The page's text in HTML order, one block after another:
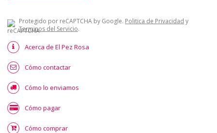
Protegido por reCAPTCHA by Google. Politica de Privacidad y
Terminos del Servicio.
Acerca de El Pez Rosa
Cómo contactar
Cómo lo enviamos
Cómo pagar
Cómo comprar